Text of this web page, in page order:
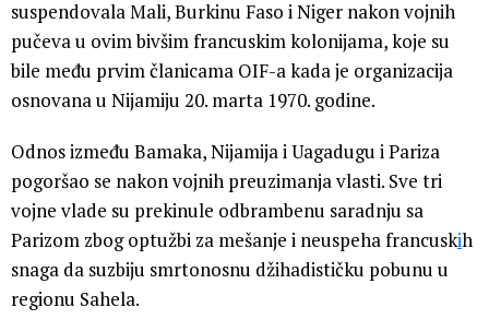
suspendovala Mali, Burkinu Faso i Niger nakon vojnih
pučeva u ovim bivšim francuskim kolonijama, koje su
bile među prvim članicama OIF-a kada je organizacija
osnovana u Nijamiju 20. marta 1970. godine.
Odnos između Bamaka, Nijamija i Uagadugu i Pariza
pogoršao se nakon vojnih preuzimanja vlasti. Sve tri
vojne vlade su prekinule odbrambenu saradnju sa
Parizom zbog optužbi za mešanje i neuspeha francuskih
snaga da suzbiju smrtonosnu džihadističku pobunu u
regionu Sahela.